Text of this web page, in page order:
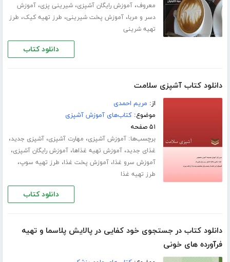
معروف،آموزش رایگان آشپزی،شیرینی پزی،آموزش
دسر و مربا،آموزش پخت شیرینی، طرز تهیه کیک، طرز
تهیه شرینی
دانلود کتاب
دانلود کتاب آشپزی سلامت
از: مریم احمدی
موضوع:کتاب‌های آموزش آشپزی
۵۱ صفحه
برچسب‌ها:آموزش آشپزی، مهارت آشپزی،آشپزی جدید،
غذای جدید،آموزش تهیه غذاها،آموزش رایگان آشپزی،
آموزش سرو غذا،آموزش پخت غذا، طرز تهیه سوپ،
طرز تهیه غذا
دانلود کتاب
دانلود کتاب در جستجوی خود کفایی در پالایش پلاسما و تهیه
فرآورده های خونی